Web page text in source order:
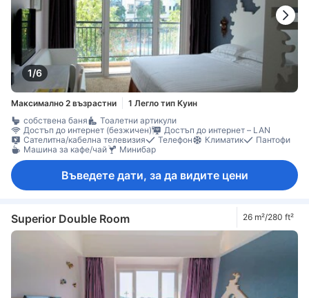
1/6
Максимално 2 възрастни
1 Легло тип Куин
собствена баня
Тоалетни артикули
Достъп до интернет (безжичен)
Достъп до интернет – LAN
Сателитна/кабелна телевизия
Телефон Климатик
Пантофи
Машина за кафе/чай
Минибар
Въведете дати, за да видите цени
Superior Double Room 26 m²/280 ft²